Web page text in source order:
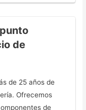
de
de 25 años de
Ofrecemos
de